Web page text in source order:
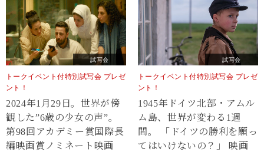
試写会
トークイベント付特別試写会 プレゼ
ント！
2024年1月29日。世界が傍
観した”6歳の少女の声”。
第98回アカデミー賞国際長
編映画賞ノミネート映画
試写会
トークイベント付特別試写会 プレゼ
ント！
1945年ドイツ北部・アムル
ム島、世界が変わる1週
間。 「ドイツの勝利を願っ
てはいけないの？」 映画